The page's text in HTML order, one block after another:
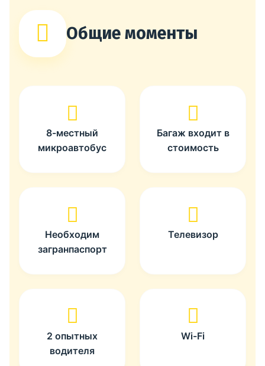
Общие моменты
8-местный
микроавтобус
Багаж входит в
стоимость
Необходим
загранпаспорт
Телевизор
2 опытных
водителя
Wi-Fi